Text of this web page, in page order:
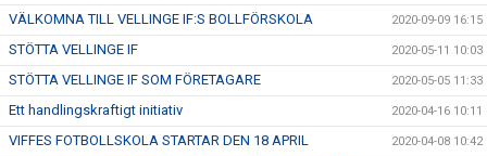
VÄLKOMNA TILL VELLINGE IF:S BOLLFÖRSKOLA 2020-09-09 16:15
STÖTTA VELLINGE IF 2020-05-11 10:03
STÖTTA VELLINGE IF SOM FÖRETAGARE 2020-05-05 11:33
Ett handlingskraftigt initiativ 2020-04-16 10:11
VIFFES FOTBOLLSKOLA STARTAR DEN 18 APRIL 2020-04-08 10:42